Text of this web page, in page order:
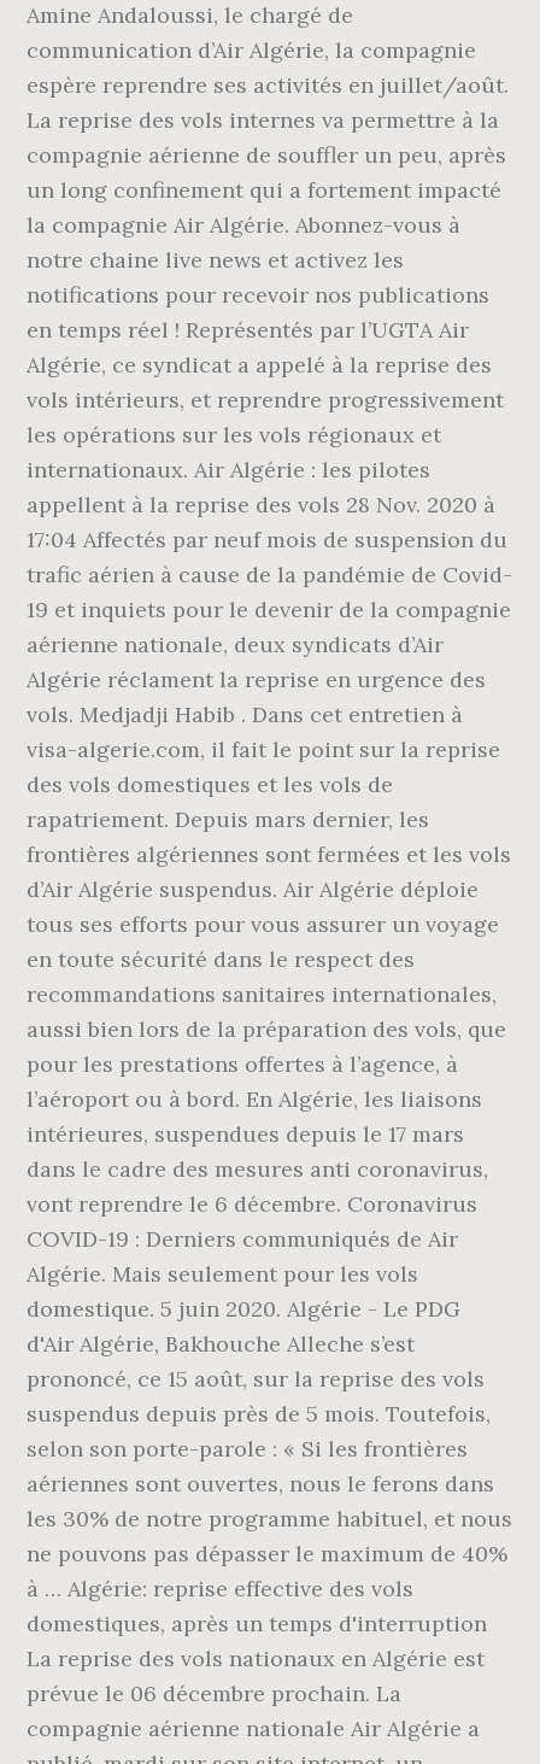
Amine Andaloussi, le chargé de
communication d’Air Algérie, la compagnie
espère reprendre ses activités en juillet/août.
La reprise des vols internes va permettre à la
compagnie aérienne de souffler un peu, après
un long confinement qui a fortement impacté
la compagnie Air Algérie. Abonnez-vous à
notre chaine live news et activez les
notifications pour recevoir nos publications
en temps réel ! Représentés par l’UGTA Air
Algérie, ce syndicat a appelé à la reprise des
vols intérieurs, et reprendre progressivement
les opérations sur les vols régionaux et
internationaux. Air Algérie : les pilotes
appellent à la reprise des vols 28 Nov. 2020 à
17:04 Affectés par neuf mois de suspension du
trafic aérien à cause de la pandémie de Covid-
19 et inquiets pour le devenir de la compagnie
aérienne nationale, deux syndicats d’Air
Algérie réclament la reprise en urgence des
vols. Medjadji Habib . Dans cet entretien à
visa-algerie.com, il fait le point sur la reprise
des vols domestiques et les vols de
rapatriement. Depuis mars dernier, les
frontières algériennes sont fermées et les vols
d’Air Algérie suspendus. Air Algérie déploie
tous ses efforts pour vous assurer un voyage
en toute sécurité dans le respect des
recommandations sanitaires internationales,
aussi bien lors de la préparation des vols, que
pour les prestations offertes à l’agence, à
l’aéroport ou à bord. En Algérie, les liaisons
intérieures, suspendues depuis le 17 mars
dans le cadre des mesures anti coronavirus,
vont reprendre le 6 décembre. Coronavirus
COVID-19 : Derniers communiqués de Air
Algérie. Mais seulement pour les vols
domestique. 5 juin 2020. Algérie - Le PDG
d'Air Algérie, Bakhouche Alleche s’est
prononcé, ce 15 août, sur la reprise des vols
suspendus depuis près de 5 mois. Toutefois,
selon son porte-parole : « Si les frontières
aériennes sont ouvertes, nous le ferons dans
les 30% de notre programme habituel, et nous
ne pouvons pas dépasser le maximum de 40%
à … Algérie: reprise effective des vols
domestiques, après un temps d'interruption
La reprise des vols nationaux en Algérie est
prévue le 06 décembre prochain. La
compagnie aérienne nationale Air Algérie a